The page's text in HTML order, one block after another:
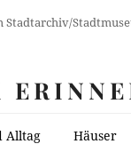
Stadtarchiv/
Alltag Häuser